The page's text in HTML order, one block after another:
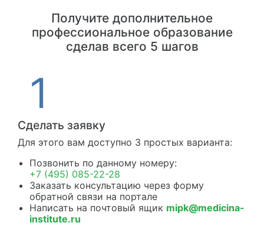
Получите дополнительное
профессиональное образование
сделав всего 5 шагов
Сделать заявку
Для этого вам доступно 3 простых варианта:
Позвонить по данному номеру:
+7 (495) 085-22-28
Заказать консультацию через форму
обратной связи на портале
Написать на почтовый ящик mipk@medicina-
institute.ru